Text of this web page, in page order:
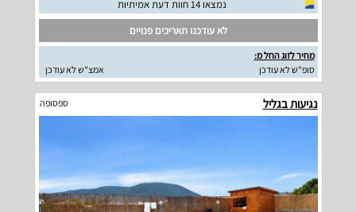
נמצאו 14 חוות דעת אמיתיות
לא עודכנו תאריכים פנויים
מחיר לזוג החל מ:
סופ"ש לא עודכן
אמצ"ש לא עודכן
נגיעות בגליל ספסופה